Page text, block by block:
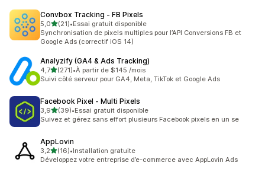
Convbox Tracking ‑ FB Pixels
5,0étoile(s) sur 5
(21)
21 avis au total
•Essai gratuit disponible
Synchronisation de pixels multiples pour l’API Conversions FB et
Google Ads (correctif iOS 14)
Analyzify (GA4 & Ads Tracking)
4,7étoile(s) sur 5
(271)
271 avis au total
•À partir de $145 /mois
Suivi côté serveur pour GA4, Meta, TikTok et Google Ads
Facebook Pixel ‑ Multi Pixels
3,9étoile(s) sur 5
(39)
39 avis au total
•Essai gratuit disponible
Suivez et gérez sans effort plusieurs Facebook pixels en un se
AppLovin
3,2étoile(s) sur 5
(16)
16 avis au total
•Installation gratuite
Développez votre entreprise d’e-commerce avec AppLovin Ads